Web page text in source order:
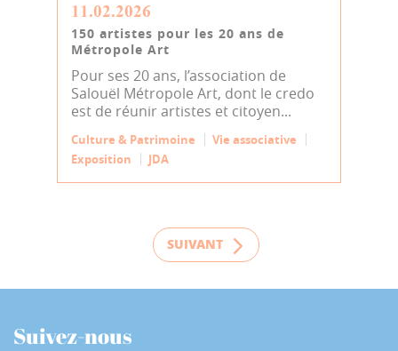
11.02.2026
150 artistes pour les 20 ans de
Métropole Art
Pour ses 20 ans, l’association de
Salouël Métropole Art, dont le credo
est de réunir artistes et citoyen...
Culture & Patrimoine
Vie associative
Exposition
JDA
SUIVANT
Suivez-nous